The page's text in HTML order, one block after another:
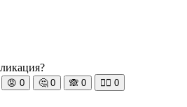
😡 0 🤔 0 🙈 0 🧘‍♀️ 0